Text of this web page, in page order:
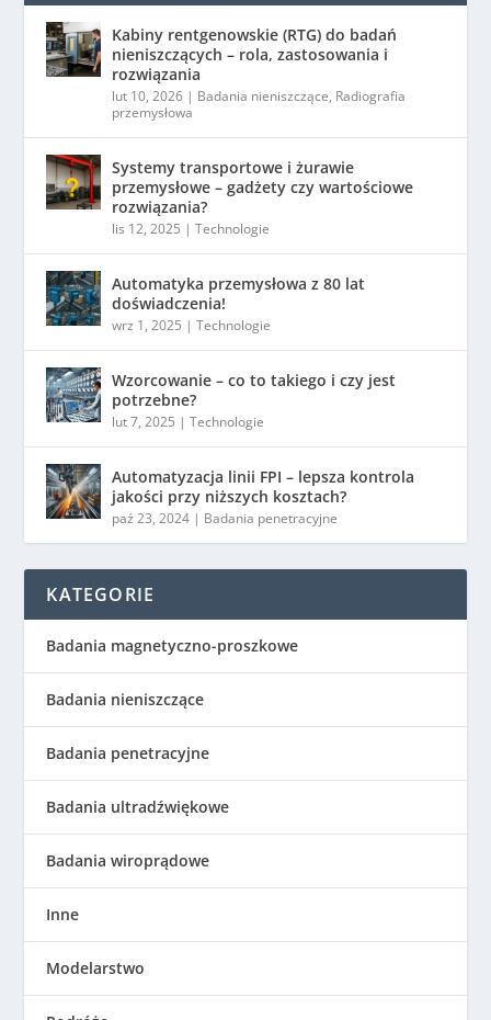
Kabiny rentgenowskie (RTG) do badań
nieniszczących – rola, zastosowania i
rozwiązania
lut 10, 2026 | Badania nieniszczące, Radiografia
przemysłowa
Systemy transportowe i żurawie
przemysłowe – gadżety czy wartościowe
rozwiązania?
lis 12, 2025 |Technologie
Automatyka przemysłowa z 80 lat
doświadczenia!
wrz 1, 2025 |Technologie
Wzorcowanie – co to takiego i czy jest
potrzebne?
lut 7, 2025 |Technologie
Automatyzacja linii FPI – lepsza kontrola
jakości przy niższych kosztach?
paź 23, 2024 | Badania penetracyjne
KATEGORIE
Badania magnetyczno-proszkowe
Badania nieniszczące
Badania penetracyjne
Badania ultradźwiękowe
Badania wiroprądowe
Inne
Modelarstwo